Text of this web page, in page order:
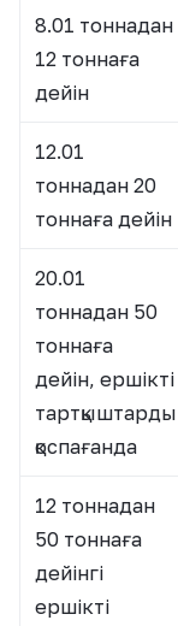
8.01 тоннадан
12 тоннаға
дейін
12.01
тоннадан 20
тоннаға дейін
20.01
тоннадан 50
тоннаға
дейін, ершікті
тартқыштарды
қоспағанда
12 тоннадан
50 тоннаға
дейінгі
ершікті